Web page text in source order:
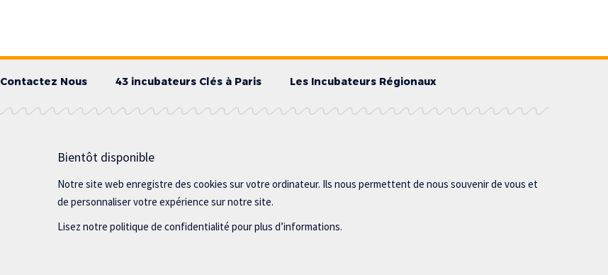
Contactez Nous 43 incubateurs Clés à Paris Les Incubateurs Régionaux
Bientôt disponible
Notre site web enregistre des cookies sur votre ordinateur. Ils nous permettent de nous souvenir de vous et
de personnaliser votre expérience sur notre site.
Lisez notre politique de confidentialité pour plus d’informations.